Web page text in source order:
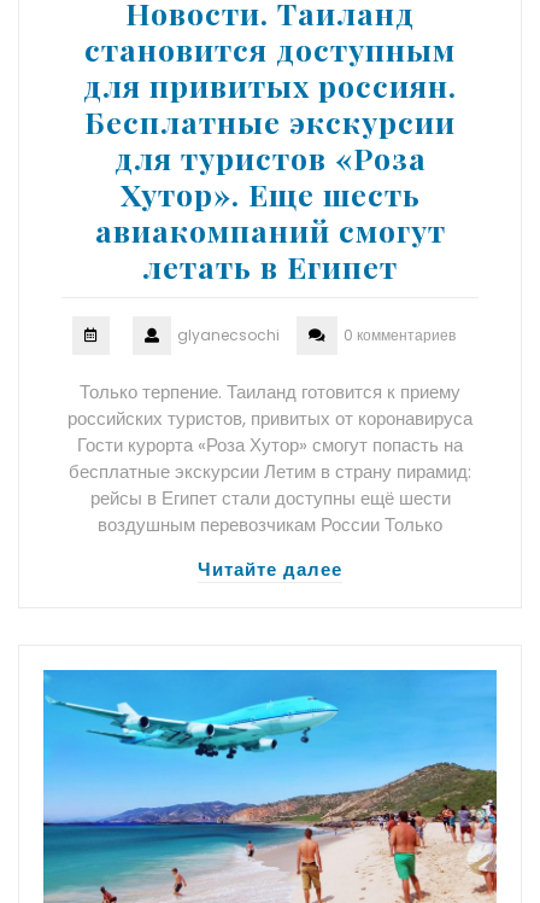
Новости. Таиланд
становится доступным
для привитых россиян.
Бесплатные экскурсии
для туристов «Роза
Хутор». Еще шесть
авиакомпаний смогут
летать в Египет
glyanecsochi 0 комментариев
Только терпение. Таиланд готовится к приему
российских туристов, привитых от коронавируса
Гости курорта «Роза Хутор» смогут попасть на
бесплатные экскурсии Летим в страну пирамид:
рейсы в Египет стали доступны ещё шести
воздушным перевозчикам России Только
Читайте далее